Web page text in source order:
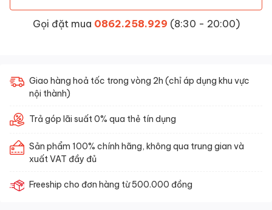
Gọi đặt mua 0862.258.929 (8:30 - 20:00)
Giao hàng hoả tốc trong vòng 2h (chỉ áp dụng khu vực
nội thành)
Trả góp lãi suất 0% qua thẻ tín dụng
Sản phẩm 100% chính hãng, không qua trung gian và
xuất VAT đầy đủ
Freeship cho đơn hàng từ 500.000 đồng